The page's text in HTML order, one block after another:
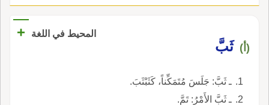
المحيط في اللغة +
(أ) ثَبَّ
ـ ثَبَّ: جَلَسَ مُتَمَكِّناً، كَثَبْثَبَ.
ـ ثَبَّ الأَمْرُ: تَمَّ.